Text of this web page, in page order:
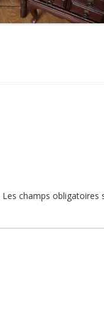
Les champs obligatoires